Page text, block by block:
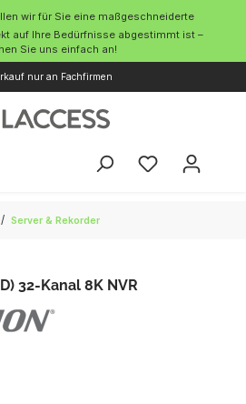
wir für Sie eine maßgeschneiderte
auf Ihre Bedürfnisse abgestimmt ist –
Sie uns einfach an!
nur an Fachfirmen
/ Server & Rekorder
32-Kanal 8K NVR